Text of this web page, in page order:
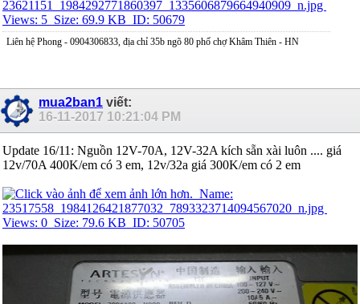
Liên hệ Phong - 0904306833, địa chỉ 35b ngõ 80 phố chợ Khâm Thiên - HN
mua2ban1 viết:
16-11-2017 10:21:04 PM
Update 16/11: Nguồn 12V-70A, 12V-32A kích sẵn xài luôn .... giá
12v/70A 400K/em có 3 em, 12v/32a giá 300K/em có 2 em